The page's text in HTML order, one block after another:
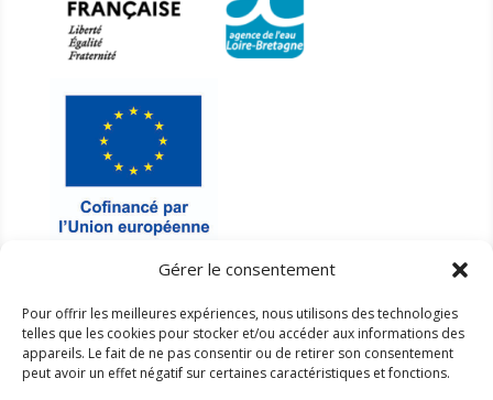
Gérer le consentement
Pour offrir les meilleures expériences, nous utilisons des technologies
telles que les cookies pour stocker et/ou accéder aux informations des
appareils. Le fait de ne pas consentir ou de retirer son consentement
peut avoir un effet négatif sur certaines caractéristiques et fonctions.

NOUS ÉCRIRE
smbcisse@orange.fr
Nous contacter